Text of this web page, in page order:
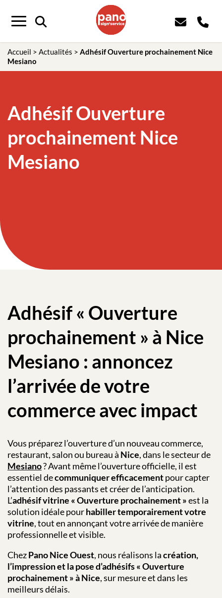
Menu
Accueil > Actualités > Adhésif Ouverture prochainement Nice
Mesiano
Adhésif Ouverture
prochainement Nice
Mesiano
Adhésif « Ouverture
prochainement » à Nice
Mesiano : annoncez
l’arrivée de votre
commerce avec impact
Vous préparez l’ouverture d’un nouveau commerce,
restaurant, salon ou bureau à Nice, dans le secteur de
Mesiano? Avant même l’ouverture officielle, il est
essentiel decommuniquer efficacementpour capter
l’attention des passants et créer de l’anticipation.
L’adhésif vitrine « Ouverture prochainement »est la
solution idéale pourhabiller temporairement votre
vitrine, tout en annonçant votre arrivée de manière
professionnelle et visible.
ChezPano Nice Ouest, nous réalisons lacréation,
l’impression et la pose d’adhésifs « Ouverture
prochainement » à Nice, sur mesure et dans les
meilleurs délais.
Panneau de gestion des cookies